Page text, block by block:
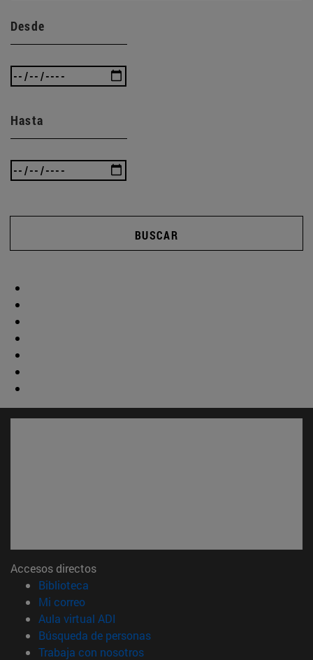
Desde
Hasta
BUSCAR
Accesos directos
Biblioteca
Mi correo(abre en nueva ventana)
Aula virtual ADI
Búsqueda de personas(abre en nueva ventana)
Trabaja con nosotros(abre en nueva ventana)